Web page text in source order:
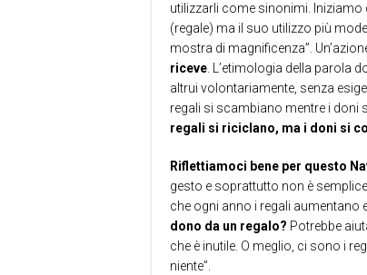
utilizzarli come sinonimi. Iniziamo
(regale) ma il suo utilizzo più
mostra di magnificenza”.
riceve. L’etimologia della parola
altrui volontariamente, senza
regali si scambiano mentre i doni
regali si riciclano, ma i doni si
Riflettiamoci bene per questo
gesto e soprattutto non è
che ogni anno i regali aumentano
dono da un regalo? Potrebbe
che è inutile. O meglio, ci sono i
niente”.